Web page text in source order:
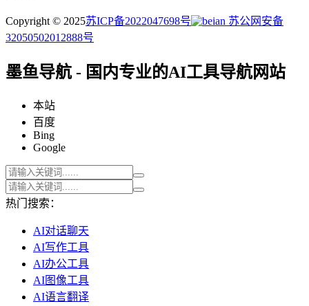
Copyright © 2025苏ICP备2022047698号
苏公网安备
32050502012888号
墨鱼导航 - 国内专业的AI工具导航网站
本站
百度
Bing
Google
热门搜索：
AI对话聊天
AI写作工具
AI办公工具
AI图像工具
AI语言翻译